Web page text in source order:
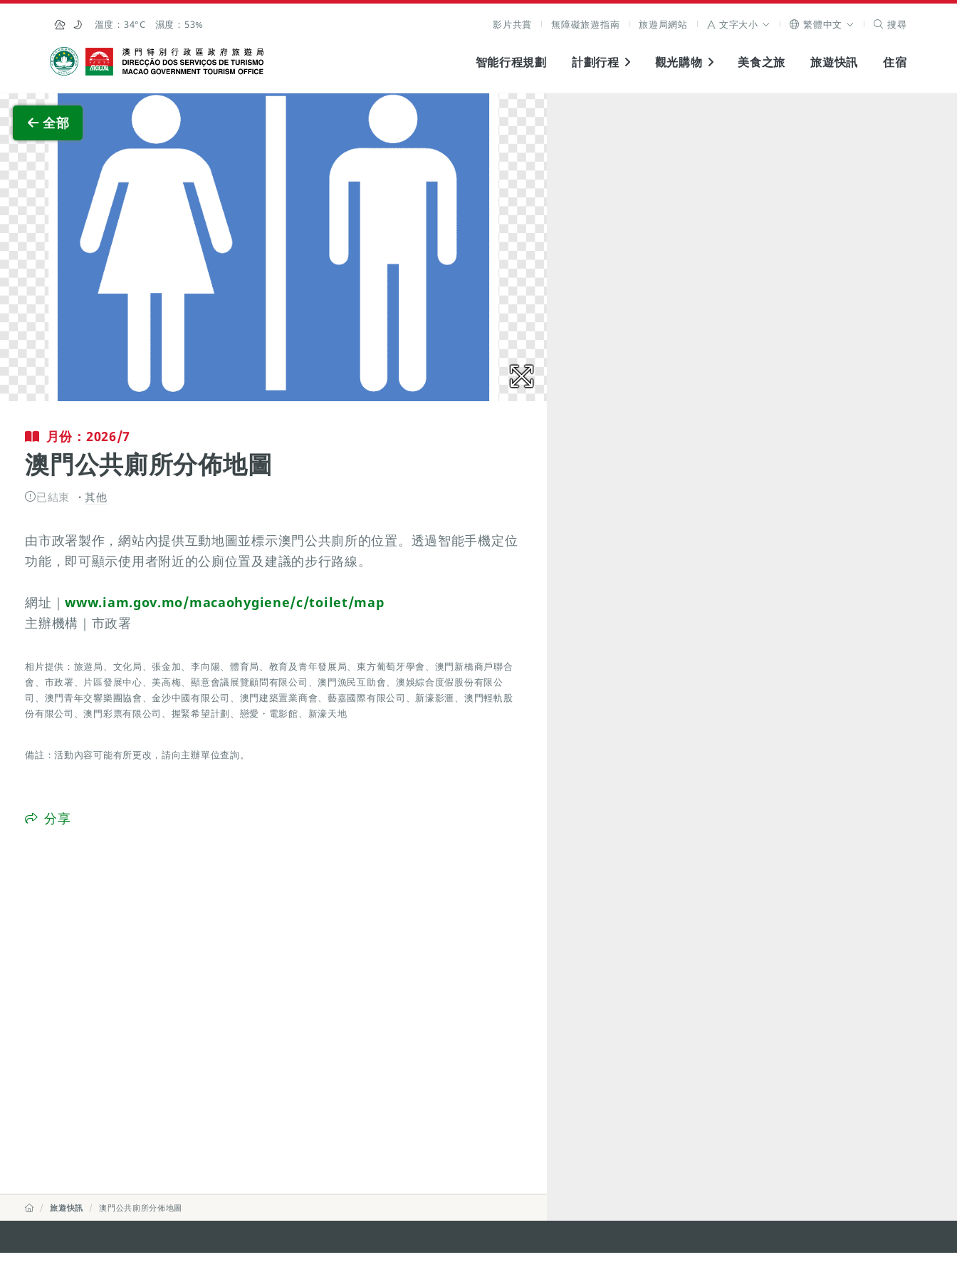
跳至主内容
溫度： 34°C 濕度： 53% 影片共賞 無障礙旅遊指南 旅遊局網站 文字大小 繁體中文 搜尋
澳門特別行政區政府旅遊局
智能行程規劃 計劃行程 觀光購物 美食之旅 旅遊快訊 住宿
全部
月份：2026/7
澳門公共廁所分佈地圖
已結束 其他
由市政署製作，網站內提供互動地圖並標示澳門公共廁所的位置。透過智能手機定位
功能，即可顯示使用者附近的公廁位置及建議的步行路線。
網址｜www.iam.gov.mo/macaohygiene/c/toilet/map
主辦機構｜市政署
相片提供：旅遊局、文化局、張金加、李向陽、體育局、教育及青年發展局、東方葡萄牙學會、澳門新橋商戶聯合
會、市政署、片區發展中心、美高梅、顯意會議展覽顧問有限公司、澳門漁民互助會、澳娛綜合度假股份有限公
司、澳門青年交響樂團協會、金沙中國有限公司、澳門建築置業商會、藝嘉國際有限公司、新濠影滙、澳門輕軌股
份有限公司、澳門彩票有限公司、握緊希望計劃、戀愛・電影館、新濠天地
備註：活動內容可能有所更改，請向主辦單位查詢。
分享
旅遊快訊 澳門公共廁所分佈地圖